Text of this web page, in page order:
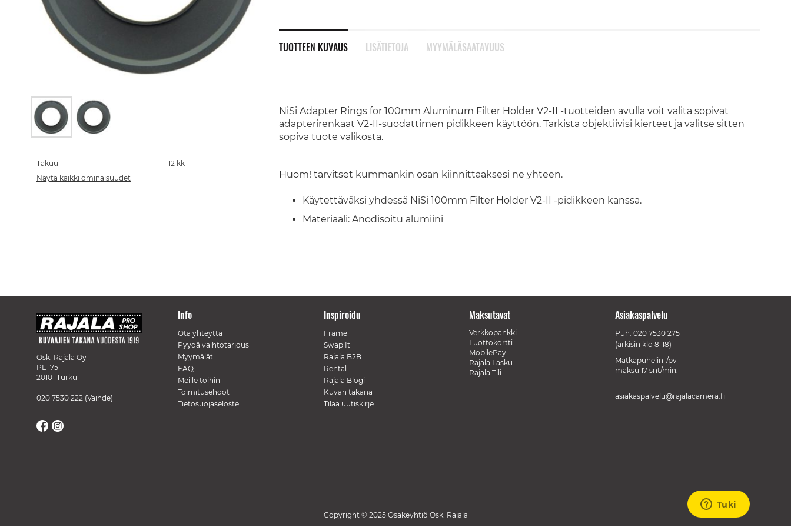
TUOTTEEN KUVAUS
NiSi Adapter Rings for 100mm Aluminum Filter Holder V2-II -tuotteiden avulla voit valita sopivat
adapterirenkaat V2-II-suodattimen pidikkeen käyttöön. Tarkista objektiivisi kierteet ja valitse sitten
sopiva tuote valikosta.
Huom! tarvitset kummankin osan kiinnittääksesi ne yhteen.
Käytettäväksi yhdessä NiSi 100mm Filter Holder V2-II -pidikkeen kanssa.
Materiaali: Anodisoitu alumiini
LISÄTIETOJA MYYMÄLÄSAATAVUUS
the
beginning
of
Takuu
12 kk
Näytä kaikki ominaisuudet
Osk. Rajala Oy
PL 175
20101 Turku
020 7530 222 (Vaihde)
Info
Ota yhteyttä
Pyydä vaihtotarjous
Myymälät
FAQ
Meille töihin
Toimitusehdot
Tietosuojaseloste
Inspiroidu
Frame
Swap It
Rajala B2B
Rental
Rajala Blogi
Kuvan takana
Tilaa uutiskirje
Maksutavat
Verkkopankki
Luottokortti
MobilePay
Rajala Lasku
Rajala Tili
Asiakaspalvelu
Puh. 020 7530 275
(arkisin klo 8-18)
Matkapuhelin-/pv-
maksu 17 snt/min.
asiakaspalvelu@rajalacamera.fi
Copyright © 2025 Osakeyhtiö Osk. Rajala